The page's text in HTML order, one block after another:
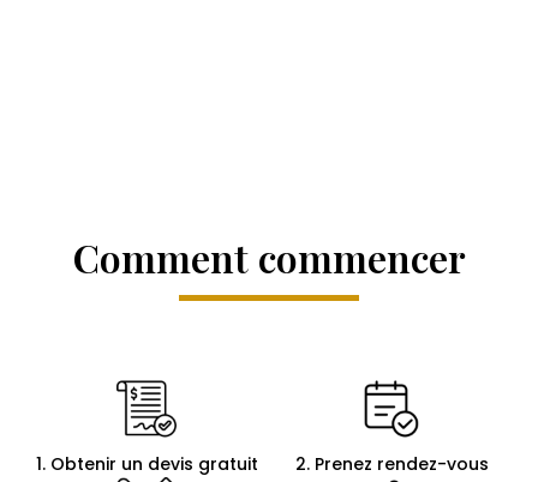
Comment commencer
1. Obtenir un devis gratuit 2. Prenez rendez-vous